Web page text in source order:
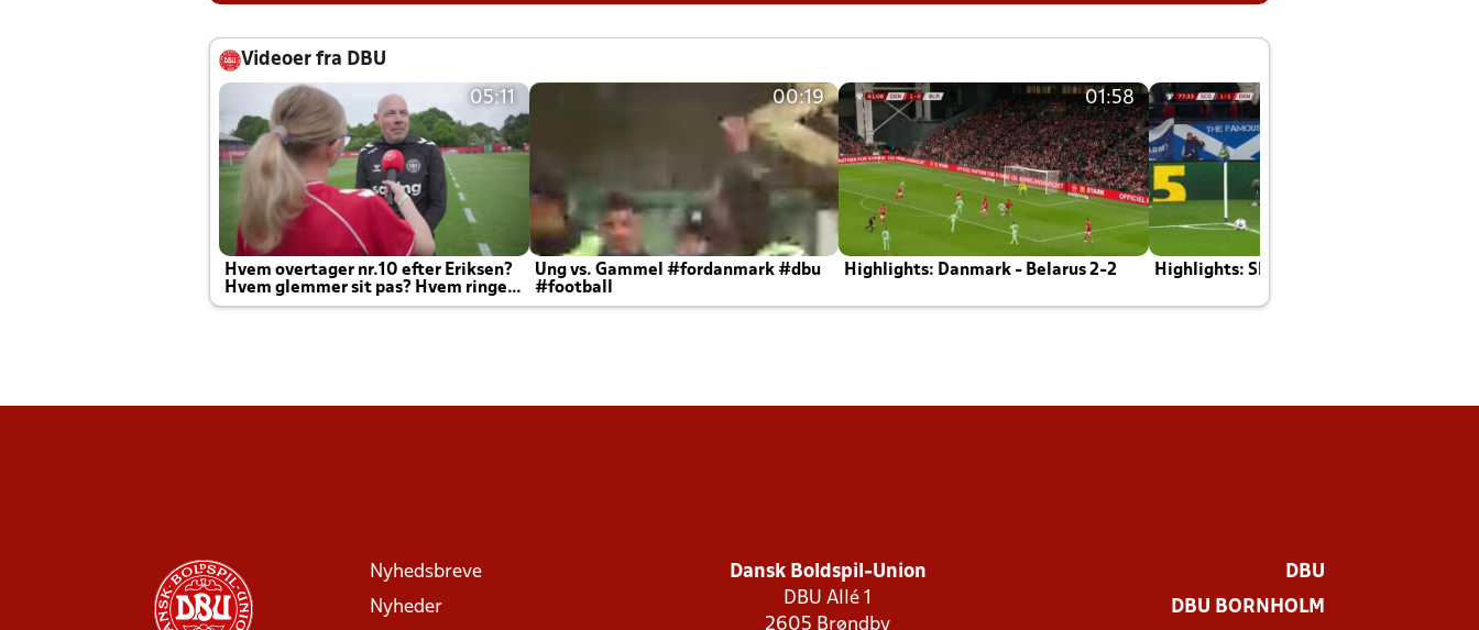
Videoer fra DBU
05:11
Hvem overtager nr.10 efter Eriksen?
Hvem glemmer sit pas? Hvem ringer
Joachim altid til efter kampe?
00:19
Ung vs. Gammel #fordanmark #dbu
#football
01:58
Highlights: Danmark - Belarus 2-2 Highlights: Skotland - Danmark 4-2
Nyhedsbreve
Nyheder
Dansk Boldspil-Union
DBU Allé 1
2605 Brøndby
DBU
DBU BORNHOLM